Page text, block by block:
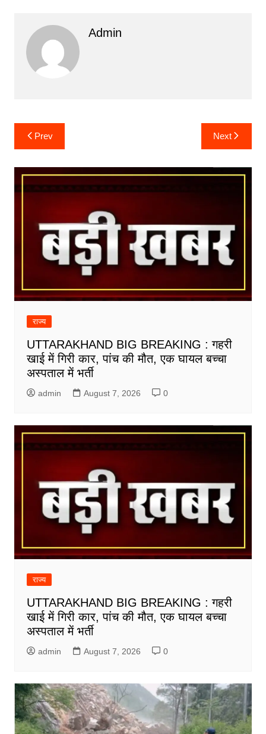
Admin
Post
navigation
Prev Next
राज्य
UTTARAKHAND BIG BREAKING : गहरी
खाई में गिरी कार, पांच की मौत, एक घायल बच्चा
अस्पताल में भर्ती
admin August 7, 2026 0
राज्य
UTTARAKHAND BIG BREAKING : गहरी
खाई में गिरी कार, पांच की मौत, एक घायल बच्चा
अस्पताल में भर्ती
admin August 7, 2026 0